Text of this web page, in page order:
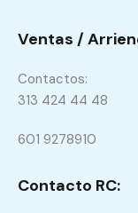
Ventas /
Contactos:
313 424 44 48
601 9278910
Contacto RC: